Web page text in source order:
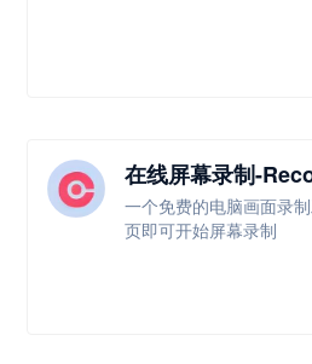
在线屏幕录制-
一个免费的电脑画面录
页即可开始屏幕录制